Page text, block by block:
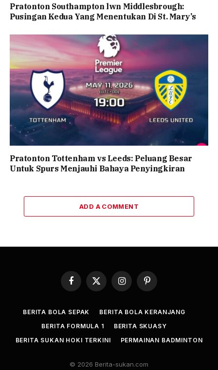
Pratonton Southampton lwn Middlesbrough:
Pusingan Kedua Yang Menentukan Di St. Mary’s
Pratonton Tottenham vs Leeds: Peluang Besar
Untuk Spurs Menjauhi Bahaya Penyingkiran
ADD A COMMENT
Facebook
X
InstagramPinterest
BERITA BOLA SEPAK
BERITA BOLA KERANJANG
BERITA FORMULA 1
BERITA SKUASY
BERITA SUKAN HOKI TERKINI
PERMAINAN BADMINTON
© 2026 Berita-sukan.com